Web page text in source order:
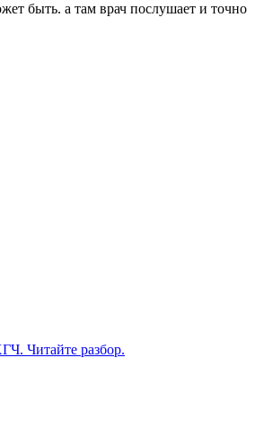
быть. а там врач послушает и точно
Читайте разбор.